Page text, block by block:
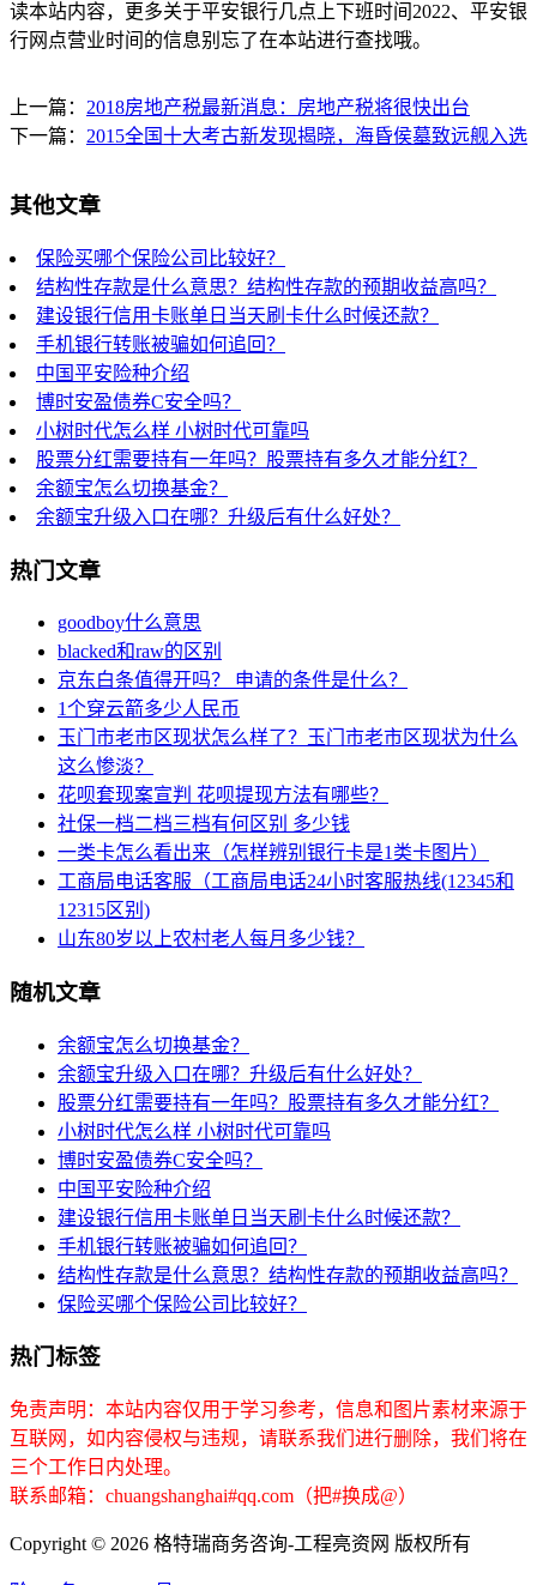
读本站内容，更多关于平安银行几点上下班时间2022、平安银
行网点营业时间的信息别忘了在本站进行查找哦。
上一篇： 2018房地产税最新消息：房地产税将很快出台
下一篇： 2015全国十大考古新发现揭晓，海昏侯墓致远舰入选
其他文章
保险买哪个保险公司比较好？
结构性存款是什么意思？结构性存款的预期收益高吗？
建设银行信用卡账单日当天刷卡什么时候还款？
手机银行转账被骗如何追回？
中国平安险种介绍
博时安盈债券C安全吗？
小树时代怎么样 小树时代可靠吗
股票分红需要持有一年吗？股票持有多久才能分红？
余额宝怎么切换基金？
余额宝升级入口在哪？升级后有什么好处？
热门文章
goodboy什么意思
blacked和raw的区别
京东白条值得开吗？ 申请的条件是什么？
1个穿云箭多少人民币
玉门市老市区现状怎么样了？玉门市老市区现状为什么
这么惨淡？
花呗套现案宣判 花呗提现方法有哪些？
社保一档二档三档有何区别 多少钱
一类卡怎么看出来（怎样辨别银行卡是1类卡图片）
工商局电话客服（工商局电话24小时客服热线(12345和
12315区别)
山东80岁以上农村老人每月多少钱？
随机文章
余额宝怎么切换基金？
余额宝升级入口在哪？升级后有什么好处？
股票分红需要持有一年吗？股票持有多久才能分红？
小树时代怎么样 小树时代可靠吗
博时安盈债券C安全吗？
中国平安险种介绍
建设银行信用卡账单日当天刷卡什么时候还款？
手机银行转账被骗如何追回？
结构性存款是什么意思？结构性存款的预期收益高吗？
保险买哪个保险公司比较好？
热门标签
免责声明：本站内容仅用于学习参考，信息和图片素材来源于
互联网，如内容侵权与违规，请联系我们进行删除，我们将在
三个工作日内处理。
联系邮箱：chuangshanghai#qq.com（把#换成@）
Copyright © 2026 格特瑞商务咨询-工程亮资网 版权所有